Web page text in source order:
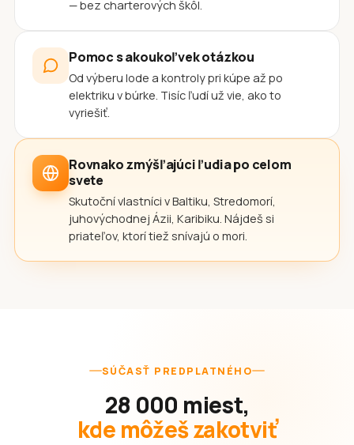
— bez charterových škôl.
Pomoc s akoukoľvek otázkou
Od výberu lode a kontroly pri kúpe až po
elektriku v búrke. Tisíc ľudí už vie, ako to
vyriešiť.
Rovnako zmýšľajúci ľudia po celom
svete
Skutoční vlastníci v Baltiku, Stredomorí,
juhovýchodnej Ázii, Karibiku. Nájdeš si
priateľov, ktorí tiež snívajú o mori.
SÚČASŤ PREDPLATNÉHO
28 000 miest,
kde môžeš zakotviť